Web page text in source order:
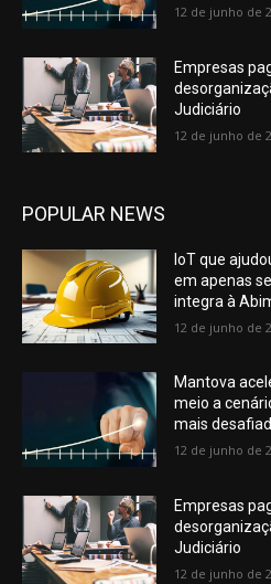
12 de junho de
Empresas
Judiciário
12 de junho de
POPULAR NEWS
IoT que
em apenas
integra à
12 de junho de
Mantova
meio a
mais
12 de junho de
Empresas
Judiciário
12 de junho de